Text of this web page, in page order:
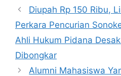
Diupah Rp 150 Ribu,
Perkara Pencurian
Ahli Hukum Pidana
Dibongkar
Alumni Mahasiswa